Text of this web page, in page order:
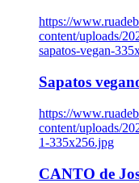
https://
content/uploads/
sapatos-vegan-
Sapatos
https://
content/uploads/
1-335x256.jpg
CANTO de